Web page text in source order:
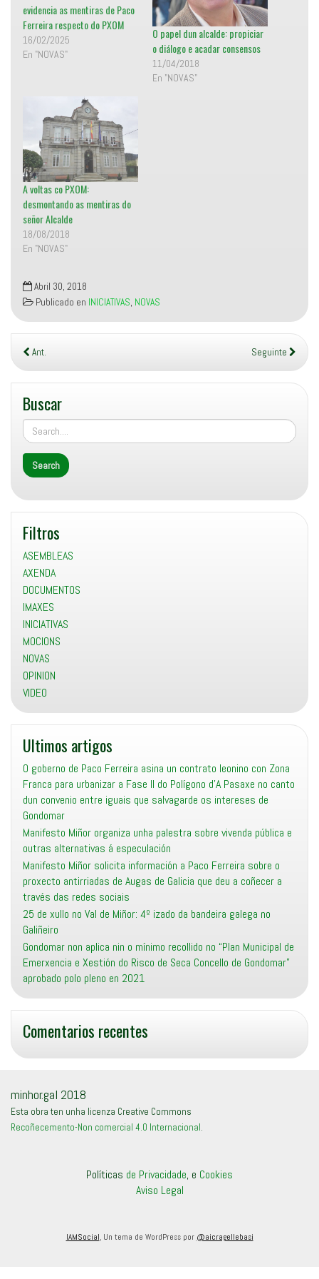
t
a
n
a
n
u
e
S
e
a
b
v
e
n
t
a
n
a
n
u
e
v
a
)
evidencia as mentiras de Paco
Ferreira respecto do PXOM
16/02/2025
En "NOVAS"
O papel dun alcalde: propiciar
o diálogo e acadar consensos
11/04/2018
En "NOVAS"
A voltas co PXOM:
desmontando as mentiras do
señor Alcalde
18/08/2018
En "NOVAS"
Abril 30, 2018
Publicado en INICIATIVAS, NOVAS
Ant. Seguinte
Buscar
Filtros
ASEMBLEAS
AXENDA
DOCUMENTOS
IMAXES
INICIATIVAS
MOCIONS
NOVAS
OPINION
VIDEO
Ultimos artigos
O goberno de Paco Ferreira asina un contrato leonino con Zona
Franca para urbanizar a Fase II do Polígono d’A Pasaxe no canto
dun convenio entre iguais que salvagarde os intereses de
Gondomar
Manifesto Miñor organiza unha palestra sobre vivenda pública e
outras alternativas á especulación
Manifesto Miñor solicita información a Paco Ferreira sobre o
proxecto antirriadas de Augas de Galicia que deu a coñecer a
través das redes sociais
25 de xullo no Val de Miñor: 4º izado da bandeira galega no
Galiñeiro
Gondomar non aplica nin o mínimo recollido no “Plan Municipal de
Emerxencia e Xestión do Risco de Seca Concello de Gondomar”
aprobado polo pleno en 2021
Comentarios recentes
minhor.gal 2018
Esta obra ten unha licenza Creative Commons
Recoñecemento-Non comercial 4.0 Internacional.
Políticas de Privacidade, e Cookies
Aviso Legal
IAMSocial , Un tema de WordPress por @aicragellebasi